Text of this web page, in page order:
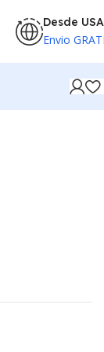
Desde USA
Envio